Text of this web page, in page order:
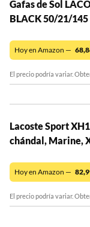
Gafas de Sol
BLACK 50/21/145
Hoy en Amazon —
El precio podría variar.
Lacoste Sport
chándal, Marine,
Hoy en Amazon —
El precio podría variar.